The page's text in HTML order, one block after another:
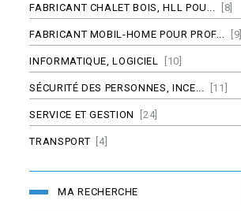
FABRICANT CHALET BOIS, HLL POU... [8]
FABRICANT MOBIL-HOME POUR PROF... [9]
INFORMATIQUE, LOGICIEL [10]
SÉCURITÉ DES PERSONNES, INCE... [11]
SERVICE ET GESTION [24]
TRANSPORT [4]
MA RECHERCHE